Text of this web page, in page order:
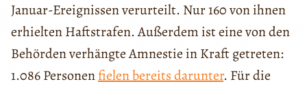
Januar-Ereignissen verurteilt. Nur 160 von ihnen
erhielten Haftstrafen. Außerdem ist eine von den
Behörden verhängte Amnestie in Kraft getreten:
1.086 Personenfielen bereits darunter. Für die